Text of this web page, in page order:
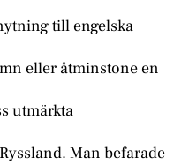
till engelska
eller åtminstone en
utmärkta
Man befarade